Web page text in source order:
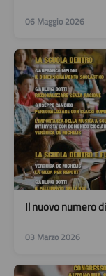
06 Maggio 2026
Il nuovo numero
03 Marzo 2026